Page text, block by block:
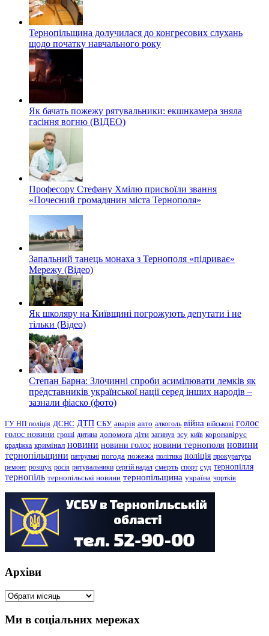
Тернопільщина долучилася до конгресових слухань
щодо початку навчального року
Як бачать пожежу рятувальники: екшнкамера зняла
гасіння вогню (ВІДЕО)
Професору Стефану Хмілю присвоїли звання
«Почесний громадянин міста Тернополя»
Запальний танець монаха з Тернополя «підриває»
Мережу (Відео)
Як школяру на Київщині погрожують депутати і не
тільки (Відео)
Степан Барна: Злочинні спроби асимілювати лемків як
представників української нації серед інших народів –
зазнали фіаско (фото)
ГУ НП поліція ДСНС ДТП СБУ аварія авто алкоголь війна військові голос
голос новини гроші дитина допомога діти загинув зсу київ коронавірус
крадіжка кримінал новини новини голос новини тернополя новини
тернопільщини патрульні погода пожежа політика поліція прокуратура
ремонт розшук росія рятувальники сергій надал смерть спорт суд тернопілля
тернопіль тернопільські новини тернопільщина україна чортків
Архіви
Архіви
Ми в соціальних мережах